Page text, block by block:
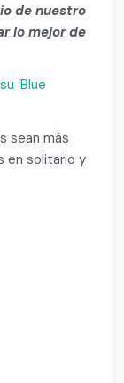
de nuestro
lo mejor de
‘Blue
sean más
en solitario y